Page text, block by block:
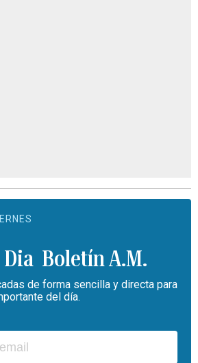
Boletín A.M.
de forma sencilla y directa para
del día.